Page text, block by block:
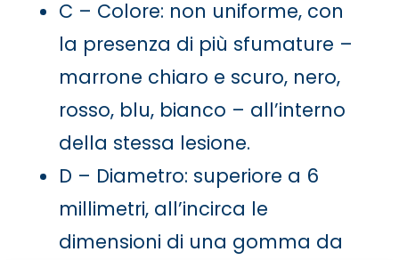
C – Colore: non uniforme, con
la presenza di più sfumature –
marrone chiaro e scuro, nero,
rosso, blu, bianco – all’interno
della stessa lesione.
D – Diametro: superiore a 6
millimetri, all’incirca le
dimensioni di una gomma da